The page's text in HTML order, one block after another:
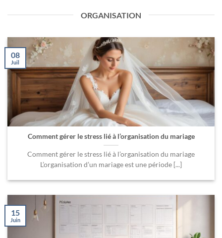
ORGANISATION
Comment gérer le stress lié à l’organisation du mariage
Comment gérer le stress lié à l’organisation du mariage
L’organisation d’un mariage est une période [...]
08
Juil
15
Juin